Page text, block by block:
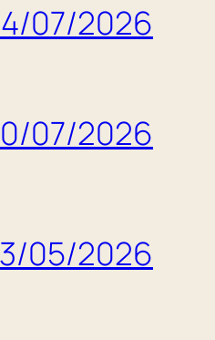
07/2026
07/2026
05/2026